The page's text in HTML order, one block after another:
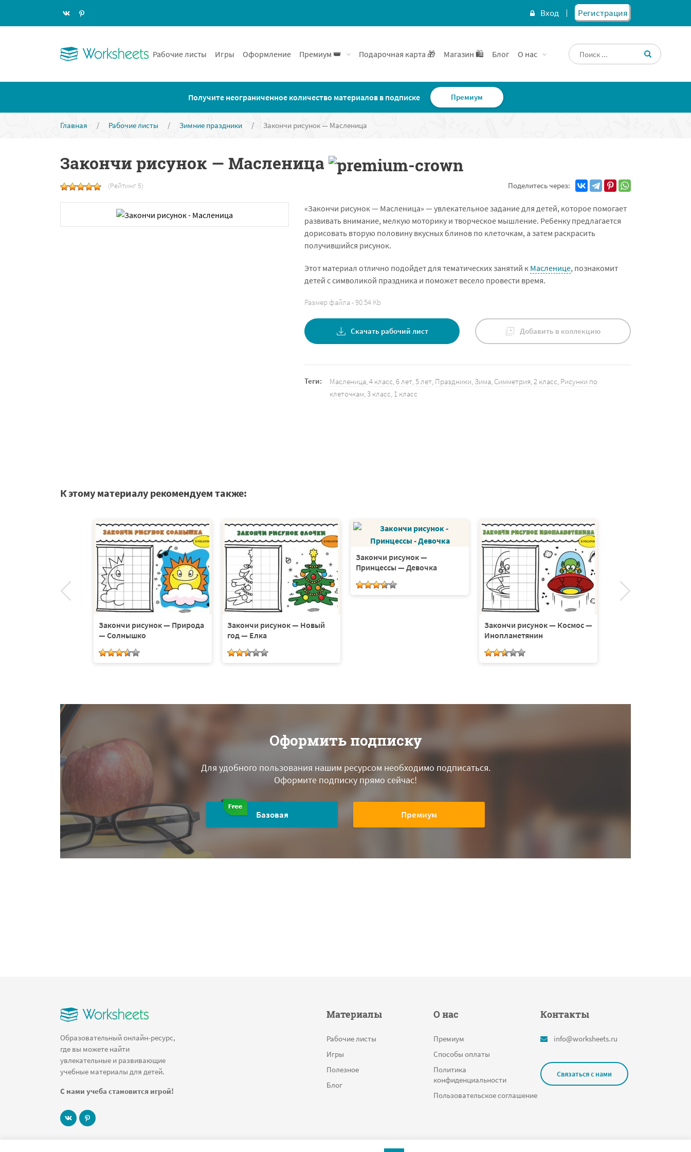
Вход Регистрация
Рабочие листы Игры Оформление Премиум 👑 Подарочная карта 🎁 Магазин 🛍️ Блог О нас
Получите неограниченное количество материалов в подписке Премиум
Главная / Рабочие листы / Зимние праздники / Закончи рисунок — Масленица
Закончи рисунок — Масленица
(Рейтинг 5) Поделитесь через:
«Закончи рисунок — Масленица» — увлекательное задание для детей, которое помогает
развивать внимание, мелкую моторику и творческое мышление. Ребенку предлагается
дорисовать вторую половину вкусных блинов по клеточкам, а затем раскрасить
получившийся рисунок.
Этот материал отлично подойдет для тематических занятий к Масленице, познакомит
детей с символикой праздника и поможет весело провести время.
Размер файла - 90.54 Kb
Скачать рабочий лист Добавить в коллекцию
Теги: Масленица 4 класс 6 лет 5 лет Праздники Зима Симметрия 2 класс Рисунки по
клеточкам 3 класс 1 класс
К этому материалу рекомендуем также:
Закончи рисунок — Природа
— Солнышко
Закончи рисунок — Новый
год — Елка
Закончи рисунок —
Принцессы — Девочка
Закончи рисунок — Космос —
Инопланетянин
Оформить подписку
Для удобного пользования нашим ресурсом необходимо подписаться.
Оформите подписку прямо сейчас!
Базовая Премиум
Образовательный онлайн-ресурс,
где вы можете найти
увлекательные и развивающие
учебные материалы для детей.
С нами учеба становится игрой!
Материалы
Рабочие листы
Игры
Полезное
Блог
О нас
Премиум
Способы оплаты
Политика
конфиденциальности
Пользовательское соглашение
Контакты
info@worksheets.ru
Связаться с нами